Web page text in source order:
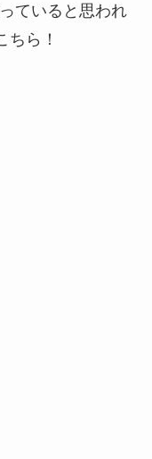
ていると思われ
ちら！